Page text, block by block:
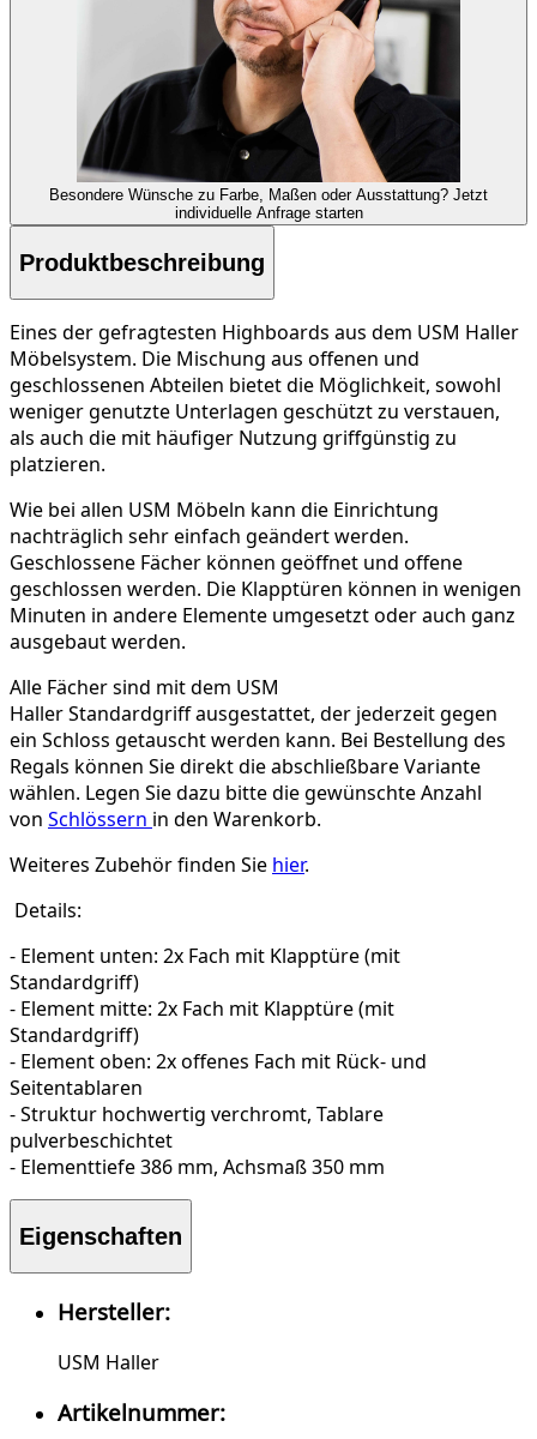
Besondere Wünsche zu Farbe, Maßen oder Ausstattung? Jetzt
individuelle Anfrage starten
Produktbeschreibung
Eines der gefragtesten Highboards aus dem USM Haller
Möbelsystem. Die Mischung aus offenen und
geschlossenen Abteilen bietet die Möglichkeit, sowohl
weniger genutzte Unterlagen geschützt zu verstauen,
als auch die mit häufiger Nutzung griffgünstig zu
platzieren.
Wie bei allen USM Möbeln kann die Einrichtung
nachträglich sehr einfach geändert werden.
Geschlossene Fächer können geöffnet und offene
geschlossen werden. Die Klapptüren können in wenigen
Minuten in andere Elemente umgesetzt oder auch ganz
ausgebaut werden.
Alle Fächer sind mit dem USM
Haller Standardgriff ausgestattet, der jederzeit gegen
ein Schloss getauscht werden kann. Bei Bestellung des
Regals können Sie direkt die abschließbare Variante
wählen. Legen Sie dazu bitte die gewünschte Anzahl
von Schlössern in den Warenkorb.
Weiteres Zubehör finden Sie hier.
Details:
- Element unten: 2x Fach mit Klapptüre (mit
Standardgriff)
- Element mitte: 2x Fach mit Klapptüre (mit
Standardgriff)
- Element oben: 2x offenes Fach mit Rück- und
Seitentablaren
- Struktur hochwertig verchromt, Tablare
pulverbeschichtet
- Elementtiefe 386 mm, Achsmaß 350 mm
Eigenschaften
Hersteller:
USM Haller
Artikelnummer: